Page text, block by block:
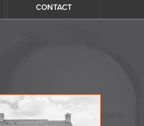
CONTACT